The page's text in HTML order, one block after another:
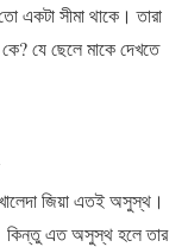
একটা সীমা থাকে। তারা
কে? যে ছেলে মাকে দেখতে
জিয়া এতই অসুস্থ।
কিন্তু এত অসুস্থ হলে তার